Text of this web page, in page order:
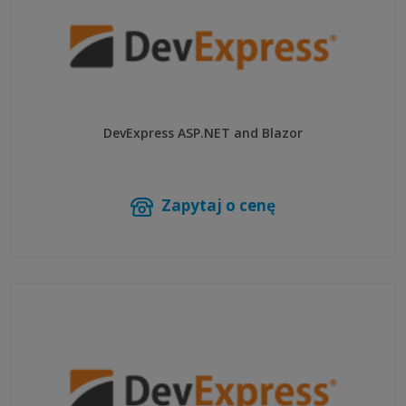
DevExpress ASP.NET and Blazor
Zapytaj o cenę